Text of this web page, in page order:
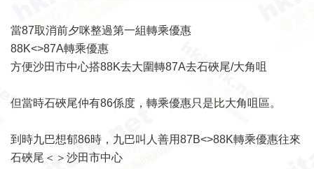
當87取消前夕咪整過第一組轉乘優惠
88K<>87A轉乘優惠
方便沙田市中心搭88K去大圍轉87A去石硤尾/大角咀
但當時石硤尾仲有86係度，轉乘優惠只是比大角咀區。
到時九巴想郁86時，九巴叫人善用87B<>88K轉乘優惠往來
石硤尾＜＞沙田市中心